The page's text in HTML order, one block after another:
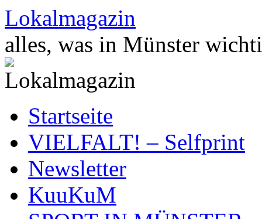
Zum
Inhalt
springen
Lokalmagazin
alles, was in Münster
Startseite
VIELFALT! – Selfprint
Newsletter
KuuKuM